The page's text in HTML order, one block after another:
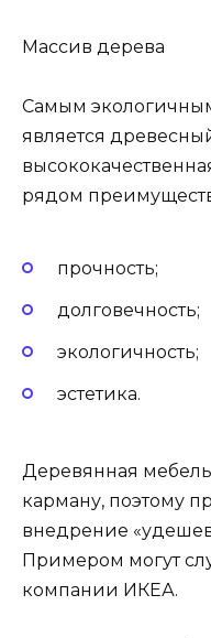
Массив дерева
Самым
является
рядом
прочность;
долговечность;
экологичность;
эстетика.
Деревянная
карману, поэтому
внедрение
Примером могут
компании ИКЕА.